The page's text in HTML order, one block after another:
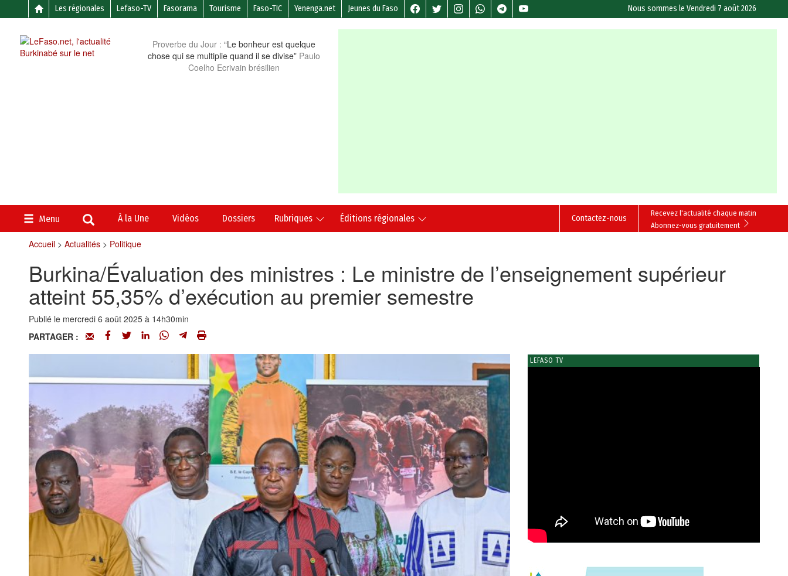
Les régionales Lefaso-TV Fasorama Tourisme Faso-TIC Yenenga.net Jeunes du Faso Nous sommes leVendredi 7 août 2026
Proverbe du Jour : “Le bonheur est quelque
chose qui se multiplie quand il se divise” Paulo
Coelho Ecrivain brésilien
Menu À la Une Vidéos Dossiers Rubriques Éditions régionales
Recevez l'actualité chaque matin
Abonnez-vous gratuitement
Contactez-nous
Accueil> Actualités> Politique
Burkina/Évaluation des ministres : Le ministre de l’enseignement supérieur
atteint 55,35% d’exécution au premier semestre
Publié le mercredi 6 août 2025 à 14h30min
PARTAGER :
LEFASO TV